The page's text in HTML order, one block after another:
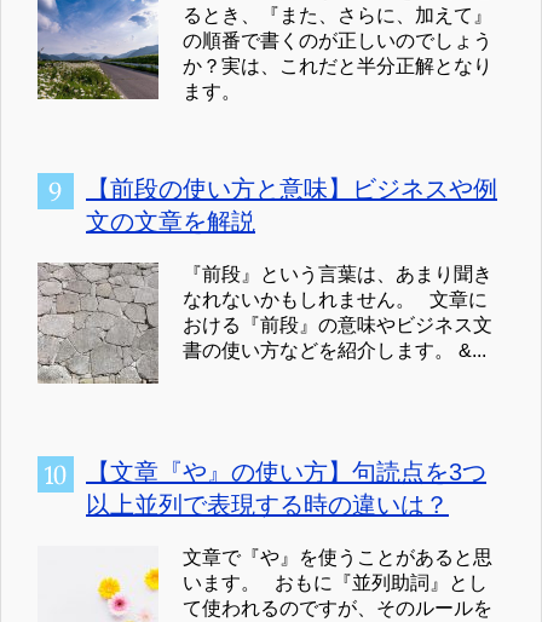
るとき、『また、さらに、加えて』
の順番で書くのが正しいのでしょう
か？実は、これだと半分正解となり
ます。
【前段の使い方と意味】ビジネスや例
文の文章を解説
『前段』という言葉は、あまり聞き
なれないかもしれません。 文章に
おける『前段』の意味やビジネス文
書の使い方などを紹介します。 &...
【文章『や』の使い方】句読点を3つ
以上並列で表現する時の違いは？
文章で『や』を使うことがあると思
います。 おもに『並列助詞』とし
て使われるのですが、そのルールを